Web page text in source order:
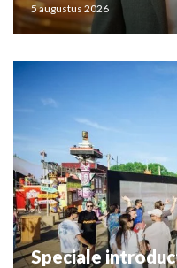
5 augustus 2026
Speciale